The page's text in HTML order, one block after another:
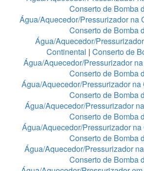
Conserto de Bomba
Água/Aquecedor/Pressurizador na
Conserto de Bomba
Água/Aquecedor/
Continental | Conserto de
Água/Aquecedor/Pressurizador
Conserto de Bomba
Água/Aquecedor/Pressurizador
Conserto de Bomba
Água/Aquecedor/Pressurizador
Conserto de Bomba
Água/Aquecedor/Pressurizador
Conserto de Bomba
Água/Aquecedor/Pressurizador
Conserto de Bomba